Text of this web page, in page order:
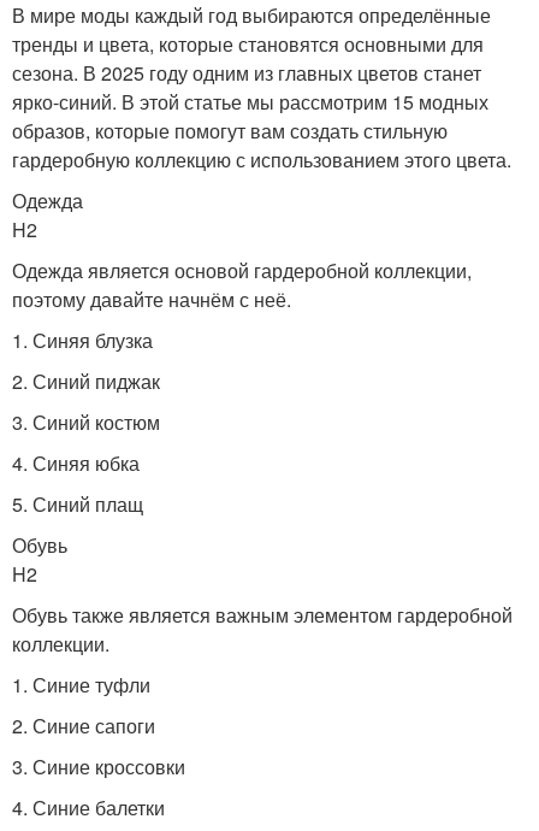
В мире моды каждый год выбираются определённые
тренды и цвета, которые становятся основными для
сезона. В 2025 году одним из главных цветов станет
ярко-синий. В этой статье мы рассмотрим 15 модных
образов, которые помогут вам создать стильную
гардеробную коллекцию с использованием этого цвета.
Одежда
H2
Одежда является основой гардеробной коллекции,
поэтому давайте начнём с неё.
1. Синяя блузка
2. Синий пиджак
3. Синий костюм
4. Синяя юбка
5. Синий плащ
Обувь
H2
Обувь также является важным элементом гардеробной
коллекции.
1. Синие туфли
2. Синие сапоги
3. Синие кроссовки
4. Синие балетки